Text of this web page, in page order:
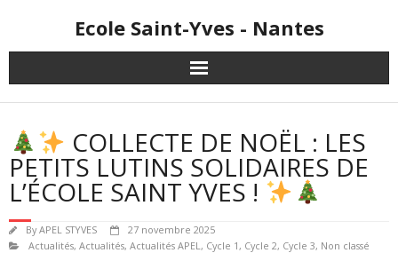
Ecole Saint-Yves - Nantes
COLLECTE DE NOËL : LES
PETITS LUTINS SOLIDAIRES DE
L’ÉCOLE SAINT YVES !
ByAPEL STYVES
27 novembre 2025
Actualités, Actualités, Actualités APEL, Cycle 1, Cycle 2, Cycle 3, Non classé